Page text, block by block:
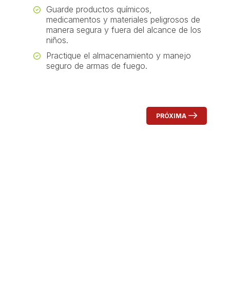
Guarde productos químicos,
medicamentos y materiales peligrosos de
manera segura y fuera del alcance de los
niños.
Practique el almacenamiento y manejo
seguro de armas de fuego.
PRÓXIMA